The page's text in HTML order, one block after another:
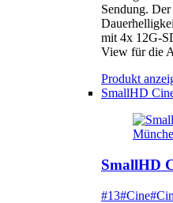
Sendung.
mit 4x 12G-
View für die
Produkt
SmallHD
SmallHD
#13#Cine